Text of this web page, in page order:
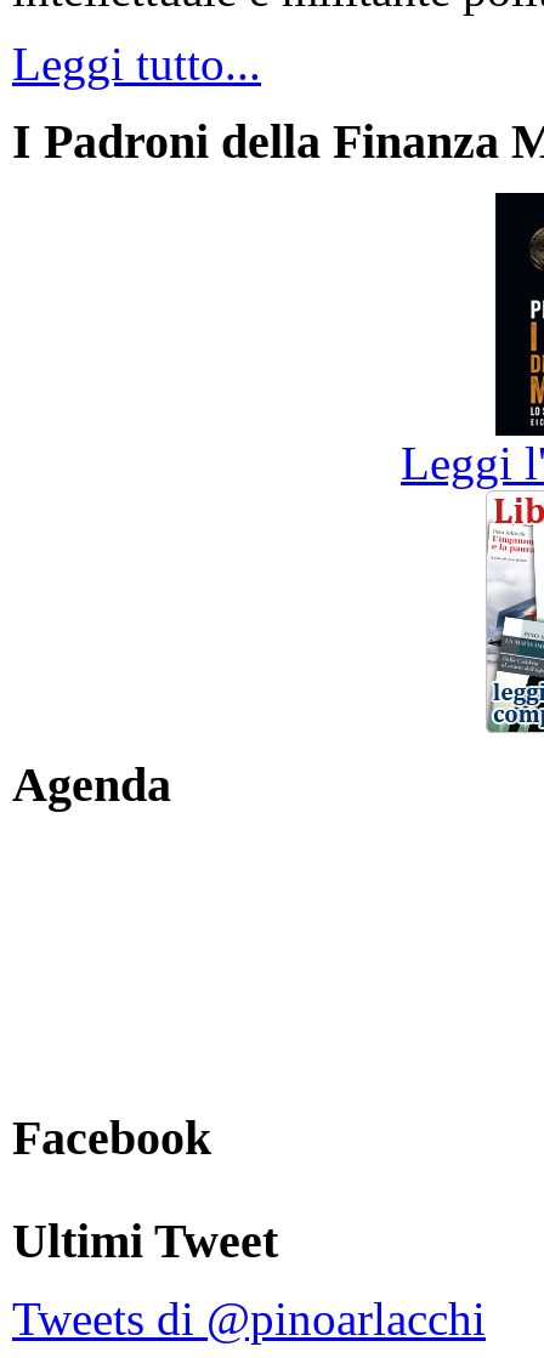
Leggi tutto...
I Padroni della Finanza
Leggi
Agenda
Facebook
Ultimi Tweet
Tweets di @pinoarlacchi